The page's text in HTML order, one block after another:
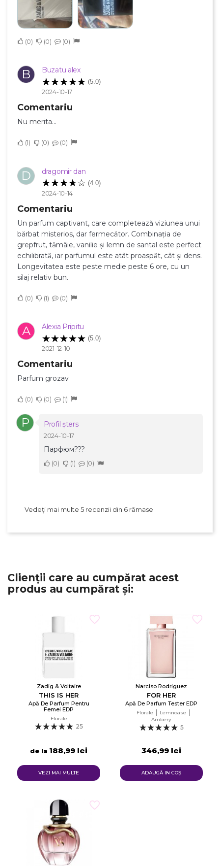
0 0 0
B Buzatu alex
(5.0)
2024-10-17
Comentariu
Nu merita...
1 0 0
D dragomir dan
(4.0)
2024-10-14
Comentariu
Un parfum captivant, care completează viziunea unui
bărbat misterios, dar fermecător. Combinația de
grepfrut, tămâie, vanilie și lemn de santal este perfect
echilibrată, iar parfumul este atât proaspăt, cât și dens.
Longevitatea este peste medie peste 6 ore, cu un
silaj relativ bun.
0 1 0
A Alexia Pripitu
(5.0)
2021-12-10
Comentariu
Parfum grozav
0 0 1
P Profil șters
2024-10-17
Парфюм???
0 1 0
Vedeți mai multe 5 recenzii din 6 rămase
Clienții care au cumpărat acest
produs au cumpărat și:
Zadig & Voltaire
THIS IS HER
Apă De Parfum Pentru
Femei EDP
Florale
25
de la 188,99 lei
VEZI MAI MULTE
Narciso Rodriguez
FOR HER
Apă De Parfum Tester EDP
Florale
Lemnoase
Ambery
5
346,99 lei
ADAUGĂ IN COŞ